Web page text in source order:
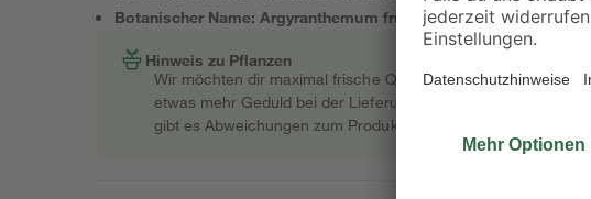
Botanischer Name: Argyranthemum frutescens
Hinweis zu Pflanzen
Wir möchten dir maximal frische Qualität garantieren.
etwas mehr Geduld bei der Lieferung bitten müssen. So
gibt es Abweichungen zum Produktfoto.